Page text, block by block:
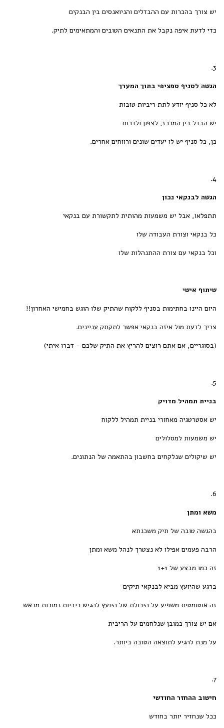
יש צורך בהכרות עם ההבדלים והניואנסים בין הבנקים
כדי לדעת איפה נקבל את התנאים הטובים והמתאימים לתיק.
3.
הגשה לסניף ספציפי בתוך המערך
לא כל סניף יודע לתת ריביות טובות
יש הבדל בין המרכז, לצפון ולדרום
כן, כל סניף יש לו יעדים שונים ורווחים אחרים.
4.
הגשה לבנקאי נכון
תתפלאו, אבל יש משמעות מהותית לתקשורת עם בנקאי
כל בנקאי וצורת העבודה שלו
וכל בנקאי עם צורת ההתנהלות שלו
שיתוף אישי
היום היינו בחתימות בסניף ללקוח שהתיק שלו הוגש בחמישי האחרון!!
צריך לדעת מול איזה בנקאי אפשר לתקתק עניינים.
(בסוגריים, אם אתם רוצים להריץ את התיק שלכם - דברו איתי)
5.
בניית תמהיל מדויק
יש אסטרטגיה מאחורי בניית תמהיל ללקוח
יש משמעות למסלולים
יש שיקולים שנלקחים בחשבון בהתאמה של הנתונים.
6.
משא ומתן
בהגשה טובה של תיק משכנתא
הרבה פעמים אפילו לא נצטרך לנהל משא ומתן
זה כמו מבצע של 1+1
ברגע שהיועץ מביא לבנקאי תיקים
זה אוטומטית משפיע על היכולת של היועץ להגיש ריביות נמוכות מראש
אם יש צורך כמובן שנלחמים על הריבית
על מנת להגיע לתוצאה הטובה ביותר.
7.
חישוב ההחזר החודשי
ככל שנחזיר יותר בחודש